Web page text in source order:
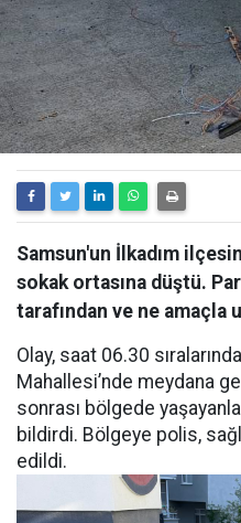
Samsun'un İlkadım
sokak ortasına düştü.
tarafından ve ne amaçla
Olay, saat 06.30
Mahallesi’nde meydana
sonrası bölgede
bildirdi. Bölgeye polis,
edildi.